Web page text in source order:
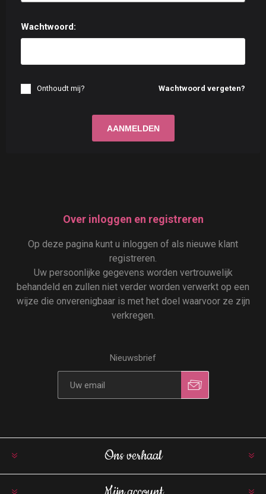
Wachtwoord:
Wachtwoord vergeten?
Onthoudt mij?
Over inloggen en registreren
Op deze pagina kunt u inloggen of als nieuwe klant
registreren.
Uw persoonlijke gegevens worden vertrouwelijk
behandeld en zullen niet verder worden verwerkt op een
wijze die onverenigbaar is met het doel waarvoor ze zijn
verkregen.
Nieuwsbrief
Ons verhaal